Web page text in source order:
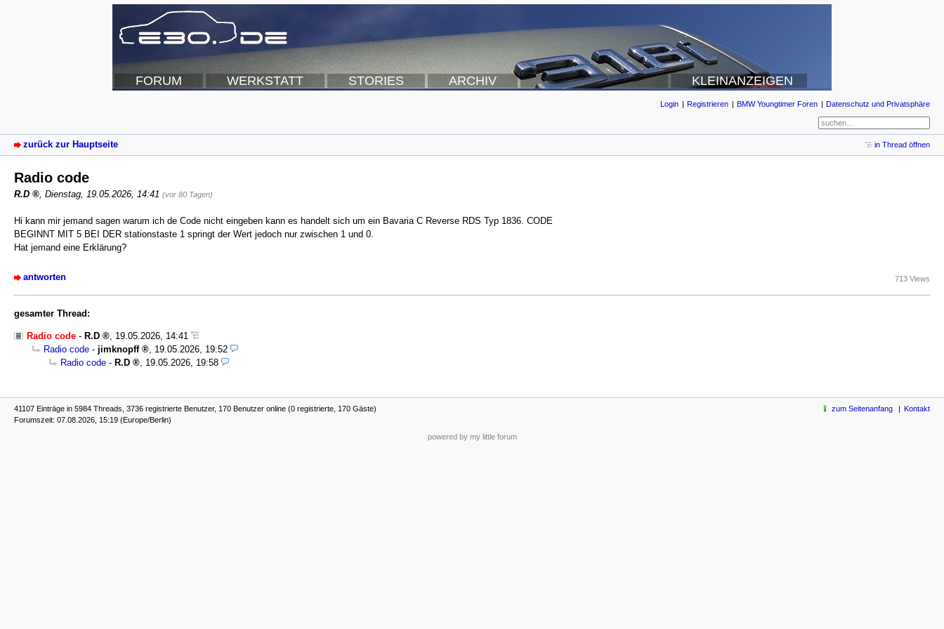
FORUM WERKSTATT STORIES ARCHIV KLEINANZEIGEN
Login Registrieren BMW Youngtimer Foren Datenschutz und Privatsphäre
zurück zur Hauptseite in Thread öffnen
Radio code
R.D Dienstag, 19.05.2026, 14:41 (vor 80 Tagen)
Hi kann mir jemand sagen warum ich de Code nicht eingeben kann es handelt sich um ein Bavaria C Reverse RDS Typ 1836. CODE
BEGINNT MIT 5 BEI DER stationstaste 1 springt der Wert jedoch nur zwischen 1 und 0.
Hat jemand eine Erklärung?
antworten 713 Views
gesamter Thread:
Radio code - R.D
19.05.2026, 14:41
Radio code - jimknopff
19.05.2026, 19:52
Radio code - R.D 19.05.2026, 19:58
41107 Einträge in 5984 Threads, 3736 registrierte Benutzer, 170 Benutzer online (0 registrierte, 170 Gäste)
Forumszeit: 07.08.2026, 15:19 (Europe/Berlin)
zum Seitenanfang Kontakt
powered by my little forum